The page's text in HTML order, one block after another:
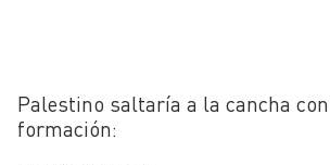
Palestino saltaría a la cancha
formación: